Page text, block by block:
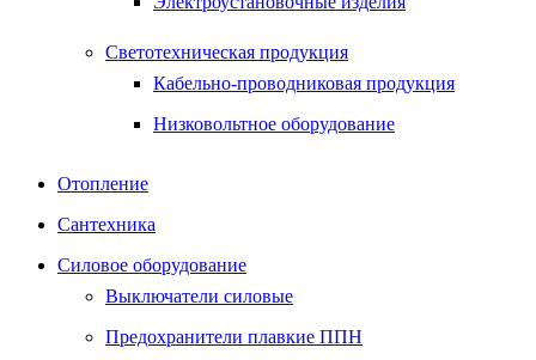
Светотехническая продукция
Кабельно-проводниковая продукция
Низковольтное оборудование
Отопление
Сантехника
Силовое оборудование
Выключатели силовые
Предохранители плавкие ППН